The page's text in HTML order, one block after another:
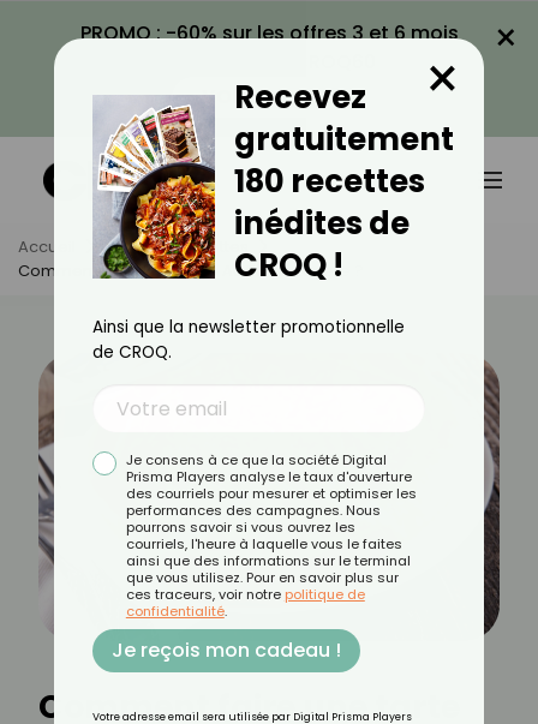
PROMO : -60% sur les offres 3 et 6 mois
VOIR LA PROMO
×
Accueil Actus
Recettes
Comment Faire Une Tarte Au Sucre Légère ?
Comment faire une tarte
Recevez
gratuitement
180 recettes
inédites de
CROQ !
×
Ainsi que la newsletter promotionnelle
de CROQ.
Je consens à ce que la société Digital
Prisma Players analyse le taux d'ouverture
des courriels pour mesurer et optimiser les
performances des campagnes. Nous
pourrons savoir si vous ouvrez les
courriels, l'heure à laquelle vous le faites
ainsi que des informations sur le terminal
que vous utilisez. Pour en savoir plus sur
ces traceurs, voir notre politique de
confidentialité.
Je reçois mon cadeau !
Votre adresse email sera utilisée par Digital Prisma Players